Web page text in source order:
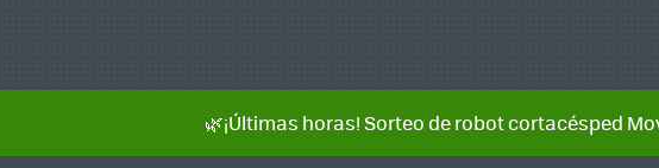
🌿¡Últimas horas! Sorteo de robot cortacésped